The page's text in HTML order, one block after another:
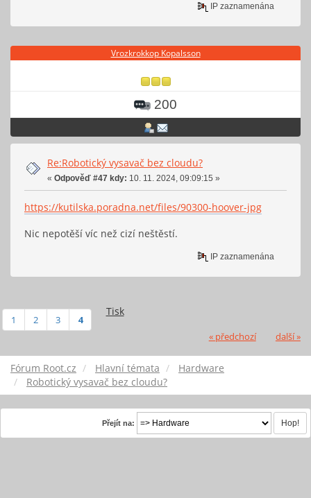
IP zaznamenána
Vrozkrokkop Kopalsson
200
Re:Robotický vysavač bez cloudu?
« Odpověď #47 kdy: 10. 11. 2024, 09:09:15 »
https://kutilska.poradna.net/files/90300-hoover-jpg
Nic nepotěší víc než cizí neštěstí.
IP zaznamenána
Tisk
1 2 3 4
« předchozí další »
Fórum Root.cz Hlavní témata
Hardware
Robotický vysavač bez cloudu?
Přejít na: